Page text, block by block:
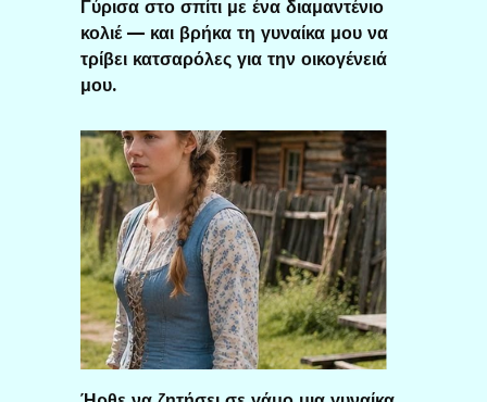
Γύρισα στο σπίτι με ένα διαμαντένιο
κολιέ — και βρήκα τη γυναίκα μου να
τρίβει κατσαρόλες για την οικογένειά
μου.